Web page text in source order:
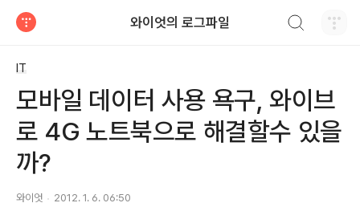
와이엇의 로그파일
IT
모바일 데이터 사용 욕구, 와이브
로 4G 노트북으로 해결할수 있을
까?
와이엇 2012. 1. 6. 06:50